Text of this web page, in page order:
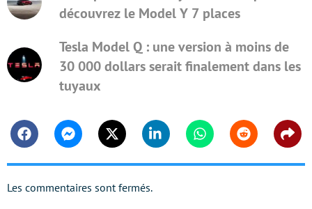
découvrez le Model Y 7 places
Tesla Model Q : une version à moins de
30 000 dollars serait finalement dans les
tuyaux
FacebookMessengerTwitter Linkedin WhatsappReddit
Les commentaires sont fermés.